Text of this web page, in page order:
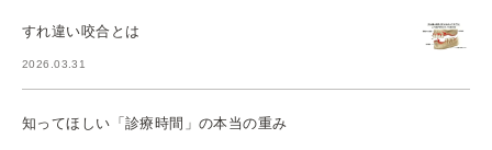
すれ違い咬合とは
2026.03.31
知ってほしい「診療時間」の本当の重み